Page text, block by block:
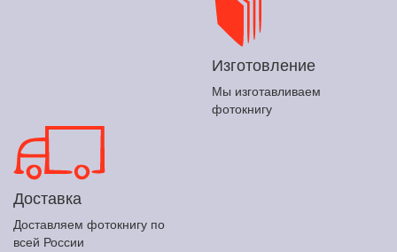
Изготовление
Мы изготавливаем
фотокнигу
Доставка
Доставляем фотокнигу по
всей России